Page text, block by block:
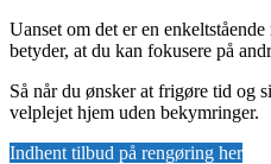
Uanset om det er en
betyder, at du kan fokusere på
Så når du ønsker at frigøre tid og
velplejet hjem uden bekymringer.
Indhent tilbud på rengøring her